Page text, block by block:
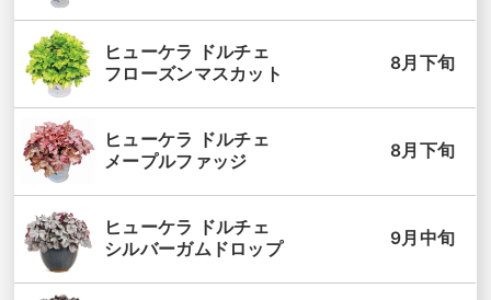
ヒューケラ ドルチェ
フローズンマスカット
8月下旬
ヒューケラ ドルチェ
メープルファッジ
8月下旬
ヒューケラ ドルチェ
シルバーガムドロップ
9月中旬